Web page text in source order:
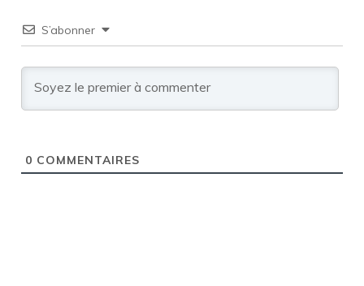
S’abonner
0 COMMENTAIRES